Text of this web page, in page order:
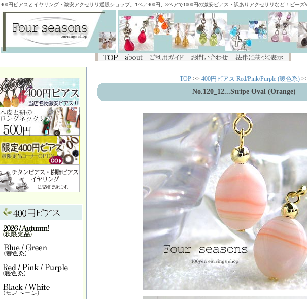
400円ピアスとイヤリング・激安アクセサリ通販ショップ。1ペア400円、3ペアで1000円の激安ピアス・訳ありアクセサリなど！ビー
TOP >> 400円ピアス Red/Pink/Purple (暖色系)
No.120_12...Stripe Oval (Orange)